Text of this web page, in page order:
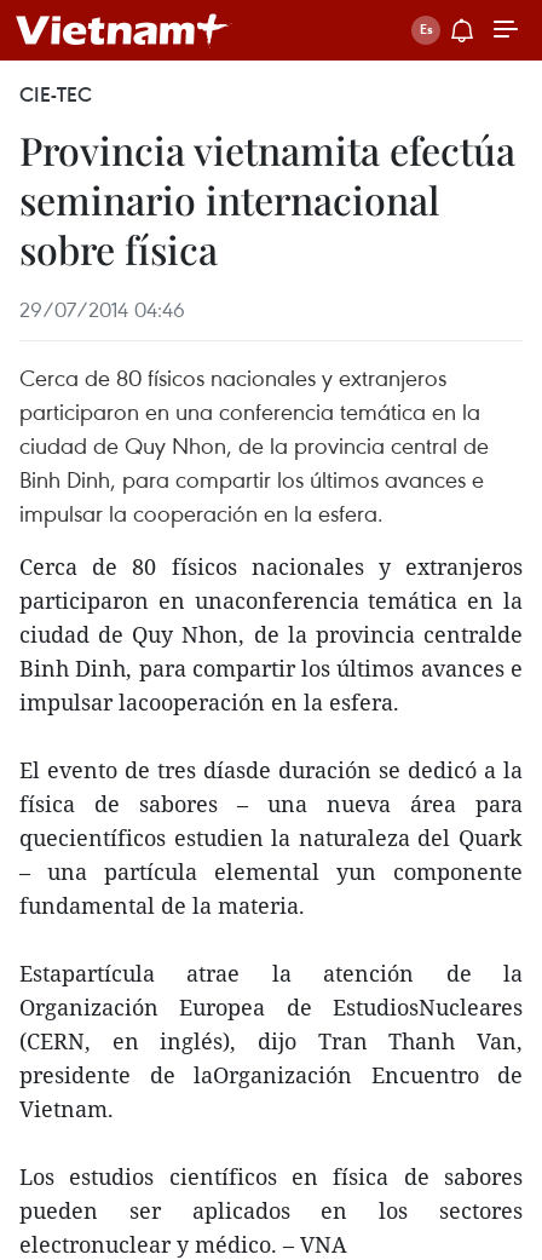
CIE-TEC
Provincia vietnamita efectúa
seminario internacional
sobre física
29/07/2014 04:46
Cerca de 80 físicos nacionales y extranjeros
participaron en una conferencia temática en la
ciudad de Quy Nhon, de la provincia central de
Binh Dinh, para compartir los últimos avances e
impulsar la cooperación en la esfera.
Cerca de 80 físicos nacionales y extranjeros
participaron en unaconferencia temática en la
ciudad de Quy Nhon, de la provincia centralde
Binh Dinh, para compartir los últimos avances e
impulsar lacooperación en la esfera.
El evento de tres díasde duración se dedicó a la
física de sabores – una nueva área para
quecientíficos estudien la naturaleza del Quark
– una partícula elemental yun componente
fundamental de la materia.
Estapartícula atrae la atención de la
Organización Europea de EstudiosNucleares
(CERN, en inglés), dijo Tran Thanh Van,
presidente de laOrganización Encuentro de
Vietnam.
Los estudios científicos en física de sabores
pueden ser aplicados en los sectores
electronuclear y médico. – VNA